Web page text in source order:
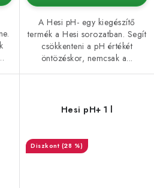
A Hesi pH- egy kiegészítő
termék a Hesi sorozatban. Segít
csökkenteni a pH értékét
öntözéskor, nemcsak a...
Hesi pH+ 1 l
(28 %)